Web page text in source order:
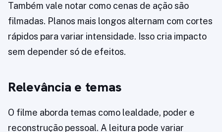
Também vale notar como cenas de ação são
filmadas. Planos mais longos alternam com cortes
rápidos para variar intensidade. Isso cria impacto
sem depender só de efeitos.
Relevância e temas
O filme aborda temas como lealdade, poder e
reconstrução pessoal. A leitura pode variar